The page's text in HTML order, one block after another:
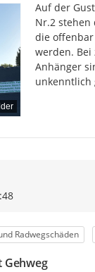
Auf der
Nr.2 stehen
die
werden. Bei
Anhänger
unkenntlich
Zur Äußerung
Radwegschäden
Gehweg